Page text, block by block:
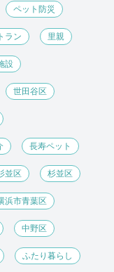
ペット防災
ラン 里親
設
世田谷区
長寿ペット
並区 杉並区
浜市青葉区
中野区
ふたり暮らし